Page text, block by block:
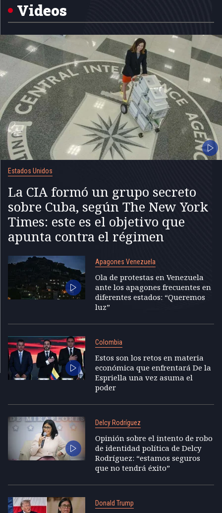
Videos
Estados Unidos
La CIA formó un grupo secreto
sobre Cuba, según The New York
Times: este es el objetivo que
apunta contra el régimen
Apagones Venezuela
Ola de protestas en Venezuela
ante los apagones frecuentes en
diferentes estados: “Queremos
luz”
Colombia
Estos son los retos en materia
económica que enfrentará De la
Espriella una vez asuma el
poder
Delcy Rodríguez
Opinión sobre el intento de robo
de identidad política de Delcy
Rodríguez: “estamos seguros
que no tendrá éxito”
Donald Trump